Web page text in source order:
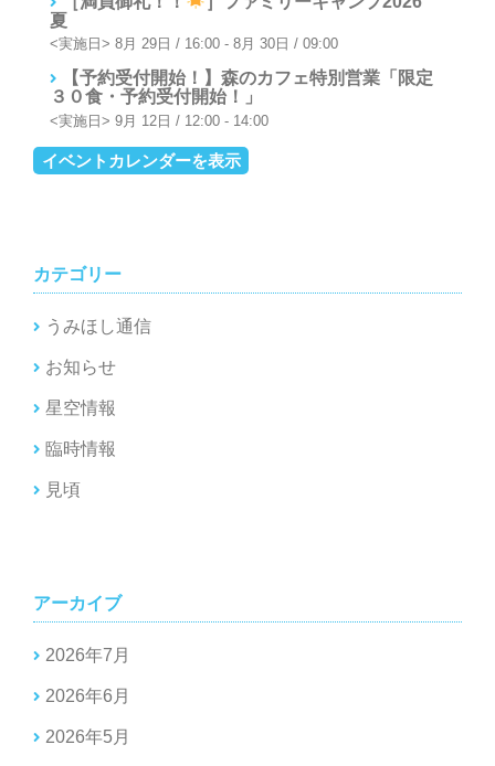
ョ
ン
夏
8月 29日 / 16:00 - 8月 30日 / 09:00
【予約受付開始！】森のカフェ特別営業「限定
３０食・予約受付開始！」
9月 12日 / 12:00 - 14:00
イベントカレンダーを表示
カテゴリー
うみほし通信
お知らせ
星空情報
臨時情報
見頃
アーカイブ
2026年7月
2026年6月
2026年5月